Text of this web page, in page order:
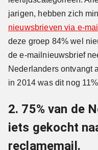
jarigen, hebben zich
nieuwsbrieven via e-mail
deze groep 84% wel
de e-mailnieuwsbrief
Nederlanders ontvangt
in 2014 was dit nog
2. 75% van de
iets gekocht
reclamemail.